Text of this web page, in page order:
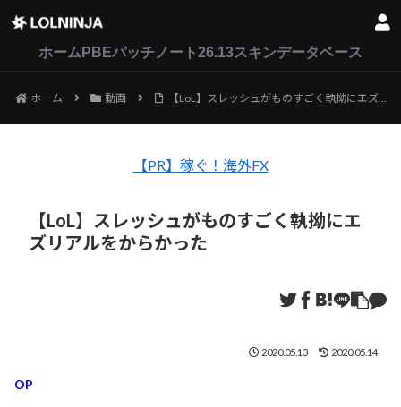
ホーム PBEパッチノート26.13スキンデータベース
ホーム 動画 【LoL】スレッシュがものすごく執拗にエズリアルをからかった
【PR】稼ぐ！海外FX
【LoL】スレッシュがものすごく執拗にエ
ズリアルをからかった
2020.05.13 2020.05.14
OP